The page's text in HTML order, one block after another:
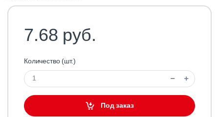
7.68 руб.
Количество (шт.)
Под заказ